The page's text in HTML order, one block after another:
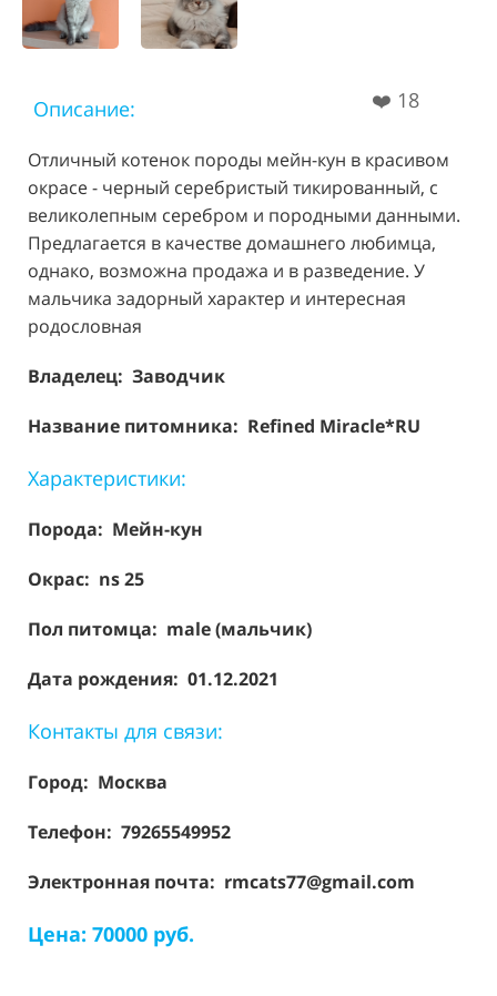
Описание: ❤️ 18
Отличный котенок породы мейн-кун в красивом
окрасе - черный серебристый тикированный, с
великолепным серебром и породными данными.
Предлагается в качестве домашнего любимца,
однако, возможна продажа и в разведение. У
мальчика задорный характер и интересная
родословная
Владелец: Заводчик
Название питомника: Refined Miracle*RU
Характеристики:
Порода: Мейн-кун
Окрас: ns 25
Пол питомца: male (мальчик)
Дата рождения: 01.12.2021
Контакты для связи:
Город: Москва
Телефон: 79265549952
Электронная почта: rmcats77@gmail.com
Цена: 70000 руб.